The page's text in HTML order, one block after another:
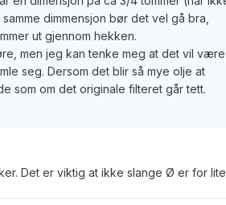
dimmensjon bør det vel gå bra,
ut gjennom hekken.
men jeg kan tenke meg at det vil være
seg. Dersom det blir så mye olje at
som om det originale filteret går tett.
Det er viktig at ikke slange Ø er for